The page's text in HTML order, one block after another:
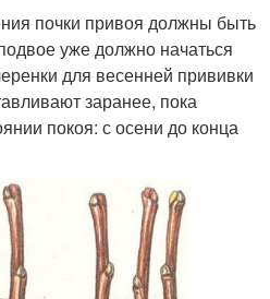
почки привоя должны быть
уже должно начаться
для весенней прививки
заранее, пока
покоя: с осени до конца